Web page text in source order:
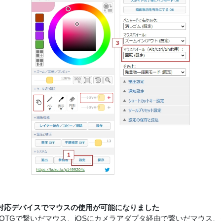
応デバイスでマウスの使用が可能になりました
で繋いだマウス、iOSにカメラアダプタ経由で繋いだマウス